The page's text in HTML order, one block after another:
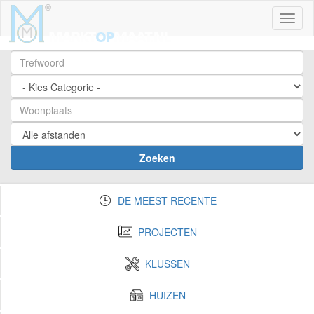
Zoeken
DE MEEST RECENTE
PROJECTEN
KLUSSEN
HUIZEN